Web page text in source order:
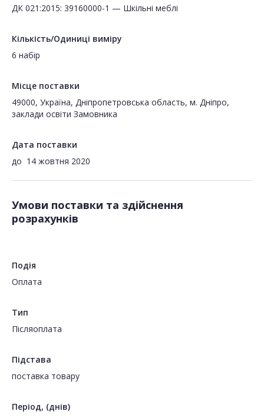
ДК 021:2015: 39160000-1 — Шкільні меблі
Кількість/Одиниці виміру
6 набір
Місце поставки
49000, Україна, Дніпропетровська область, м. Дніпро,
заклади освіти Замовника
Дата поставки
до 14 жовтня 2020
Умови поставки та здійснення
розрахунків
Подія
Оплата
Тип
Пiсляоплата
Підстава
поставка товару
Період, (днів)